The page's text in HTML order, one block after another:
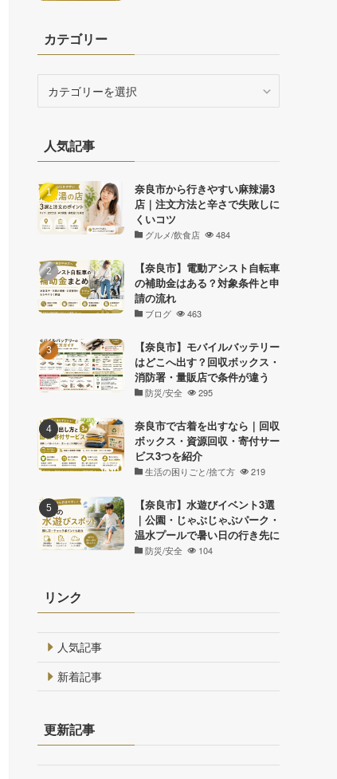
カテゴリー
ー人気記事
奈良市から行きやすい麻辣湯3
店｜注文方法と辛さで失敗しに
くいコツ
グルメ/飲食店 484
【奈良市】電動アシスト自転車
の補助金はある？対象条件と申
請の流れ
ブログ 463
【奈良市】モバイルバッテリー
はどこへ出す？回収ボックス・
消防署・量販店で条件が違う
防災/安全 295
奈良市で古着を出すなら｜回収
ボックス・資源回収・寄付サー
ビス3つを紹介
生活の困りごと/捨て方 219
【奈良市】水遊びイベント3選
｜公園・じゃぶじゃぶパーク・
温水プールで暑い日の行き先に
防災/安全 104
リンク
人気記事
新着記事
更新記事